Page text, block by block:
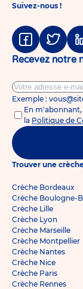
Suivez-nous !
Facebook
Twitter
Recevez notre
Exemple :
En
la Politique de
Trouver une
Crèche Bordeaux
Crèche Boulogne-
Crèche Lille
Crèche Lyon
Crèche Marseille
Crèche Montpellier
Crèche Nantes
Crèche Nice
Crèche Paris
Crèche Rennes